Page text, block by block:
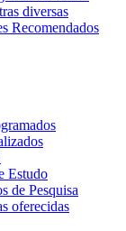
diversas
Recomendados
Estudo
de Pesquisa
oferecidas